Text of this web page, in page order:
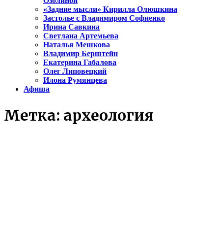
«Задние мысли» Кирилла Олюшкина
Застолье с Владимиром Софиенко
Ирина Савкина
Светлана Артемьева
Наталья Мешкова
Владимир Берштейн
Екатерина Габалова
Олег Липовецкий
Илона Румянцева
Афиша
Метка: археология